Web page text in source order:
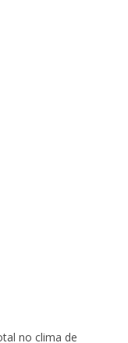
no clima de